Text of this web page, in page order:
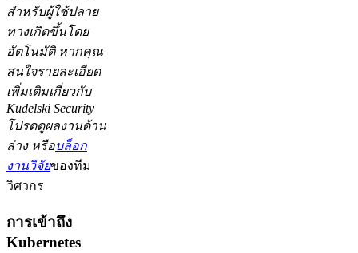
สำหรับผู้ใช้ปลาย
ทางเกิดขึ้นโดย
อัตโนมัติ หากคุณ
สนใจรายละเอียด
เพิ่มเติมเกี่ยวกับ
Kudelski Security
โปรดดูผลงานด้าน
ล่าง หรือบล็อก
งานวิจัยของทีม
วิศวกร
การเข้าถึง
Kubernetes